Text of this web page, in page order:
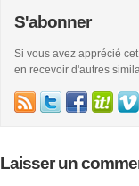
S'abonner
Si vous avez apprécié
en recevoir d'autres
Laisser un